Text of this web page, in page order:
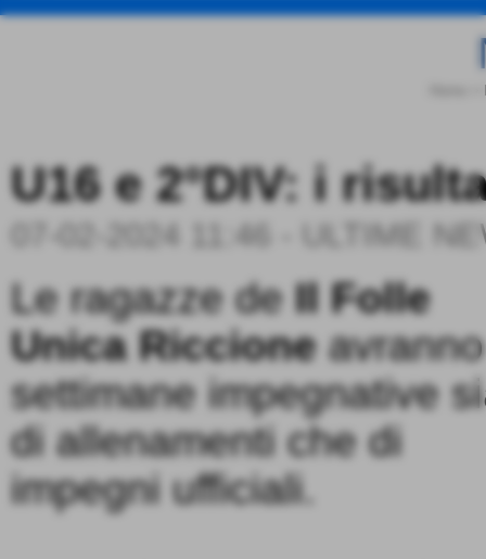
U16 e 2°DIV: i
07-02-2024 11:46 ULTIME
Le ragazze deIl Folle
Unica Riccioneavranno
settimane impegnative
di allenamenti che di
impegni ufficiali.